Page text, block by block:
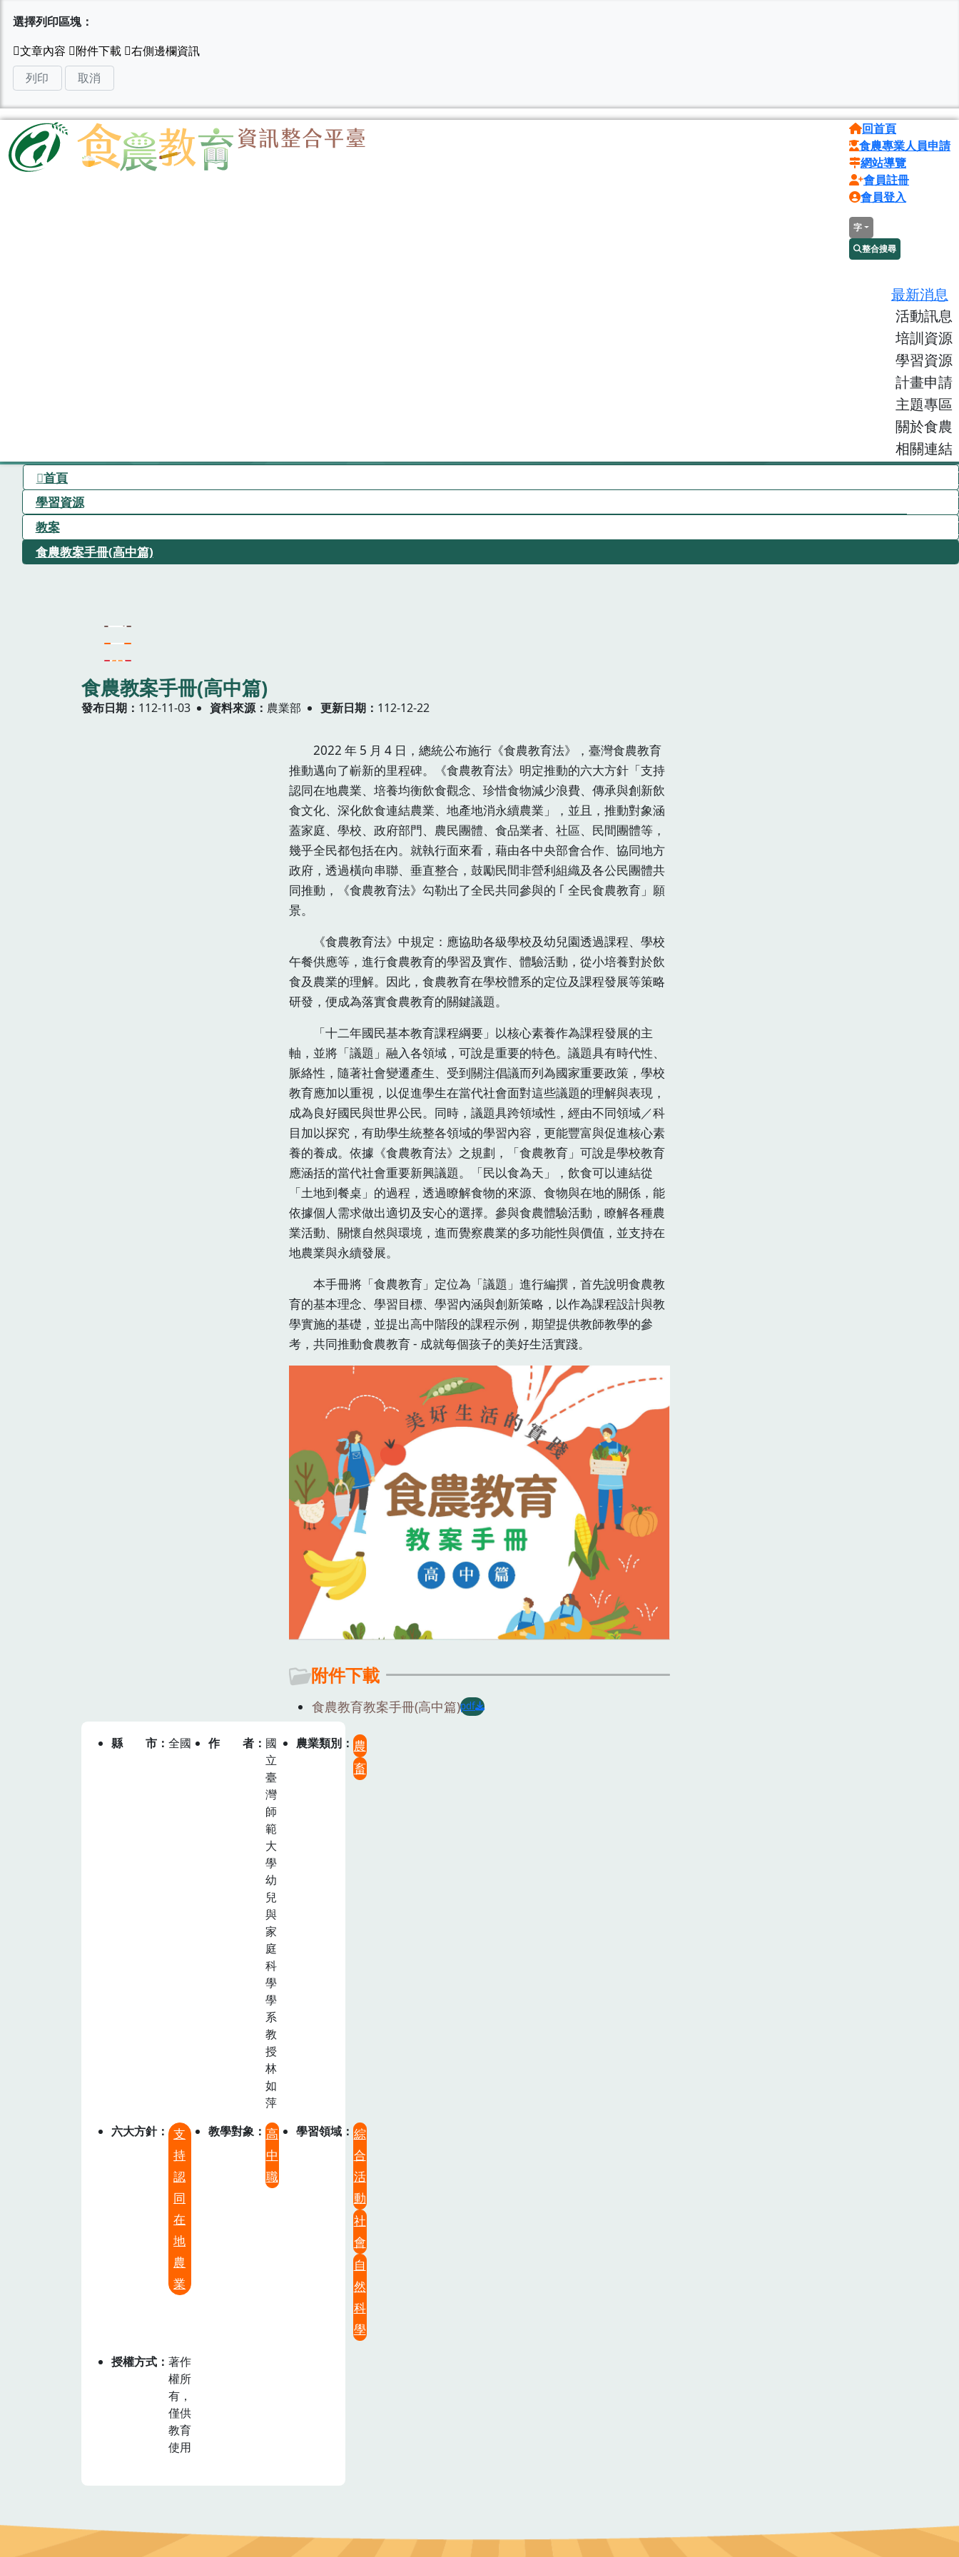
選擇列印區塊：
列印 取消
回首頁
食農專業人員申請
網站導覽
會員註冊
會員登入
字
整合搜尋
最新消息
活動訊息
培訓資源
學習資源
計畫申請
主題專區
關於食農
相關連結
首頁
學習資源
教案
食農教案手冊(高中篇)
食農教案手冊(高中篇)
發布日期 112-11-03 資料來源 農業部 更新日期 112-12-22
2022 年 5 月 4 日，總統公布施行《食農教育法》，臺灣食農教育
推動邁向了嶄新的里程碑。《食農教育法》明定推動的六大方針「支持
認同在地農業、培養均衡飲食觀念、珍惜食物減少浪費、傳承與創新飲
食文化、深化飲食連結農業、地產地消永續農業」，並且，推動對象涵
蓋家庭、學校、政府部門、農民團體、食品業者、社區、民間團體等，
幾乎全民都包括在內。就執行面來看，藉由各中央部會合作、協同地方
政府，透過橫向串聯、垂直整合，鼓勵民間非營利組織及各公民團體共
同推動，《食農教育法》勾勒出了全民共同參與的 ｢ 全民食農教育」願
景。
《食農教育法》中規定：應協助各級學校及幼兒園透過課程、學校
午餐供應等，進行食農教育的學習及實作、體驗活動，從小培養對於飲
食及農業的理解。因此，食農教育在學校體系的定位及課程發展等策略
研發，便成為落實食農教育的關鍵議題。
「十二年國民基本教育課程綱要」以核心素養作為課程發展的主
軸，並將「議題」融入各領域，可說是重要的特色。議題具有時代性、
脈絡性，隨著社會變遷產生、受到關注倡議而列為國家重要政策，學校
教育應加以重視，以促進學生在當代社會面對這些議題的理解與表現，
成為良好國民與世界公民。同時，議題具跨領域性，經由不同領域／科
目加以探究，有助學生統整各領域的學習內容，更能豐富與促進核心素
養的養成。依據《食農教育法》之規劃，「食農教育」可說是學校教育
應涵括的當代社會重要新興議題。「民以食為天」，飲食可以連結從
「土地到餐桌」的過程，透過瞭解食物的來源、食物與在地的關係，能
依據個人需求做出適切及安心的選擇。參與食農體驗活動，瞭解各種農
業活動、關懷自然與環境，進而覺察農業的多功能性與價值，並支持在
地農業與永續發展。
本手冊將「食農教育」定位為「議題」進行編撰，首先說明食農教
育的基本理念、學習目標、學習內涵與創新策略，以作為課程設計與教
學實施的基礎，並提出高中階段的課程示例，期望提供教師教學的參
考，共同推動食農教育 - 成就每個孩子的美好生活實踐。
附件下載
食農教育教案手冊(高中篇)pdf
縣市 全國 作者
國
立
臺
灣
師
範
大
學
幼
兒
與
家
庭
科
學
學
系
教
授
林
如
萍
農業類別
農
畜
六大方針
支
持
認
同
在
地
農
業
教學對象
高
中
職
學習領域
綜
合
活
動
社
會
自
然
科
學
授權方式
著作
權所
有，
僅供
教育
使用